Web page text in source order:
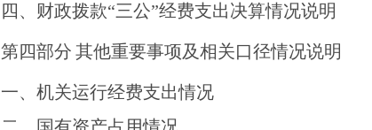
四、财政拨款“三公”经费支出决算情况说明
第四部分 其他重要事项及相关口径情况说明
一、 机关运行经费支出情况